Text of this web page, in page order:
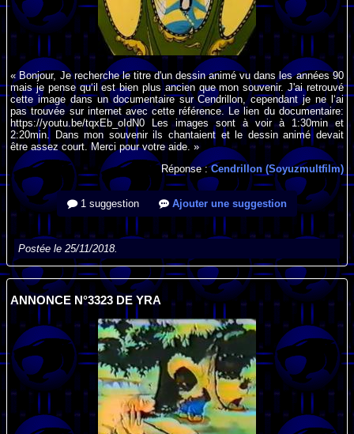
« Bonjour, Je recherche le titre d'un dessin animé vu dans les années 90
mais je pense qu‘il est bien plus ancien que mon souvenir. J'ai retrouvé
cette image dans un documentaire sur Cendrillon, cependant je ne l‘ai
pas trouvée sur internet avec cette référence. Le lien du documentaire:
https://youtu.be/tqxEb_oIdN0 Les images sont à voir à 1:30min et
2:20min. Dans mon souvenir ils chantaient et le dessin animé devait
être assez court. Merci pour votre aide. »
Réponse :Cendrillon (Soyuzmultfilm)
1 suggestion Ajouter une suggestion
Postée le 25/11/2018.
ANNONCE N°3323 DE YRA